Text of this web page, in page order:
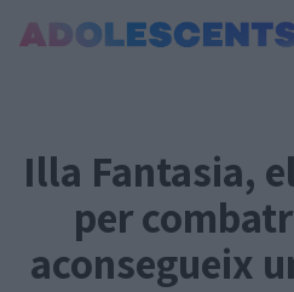
Estudis
Curiositats i Tendències
Illa Fantasia,
per
aconsegueix